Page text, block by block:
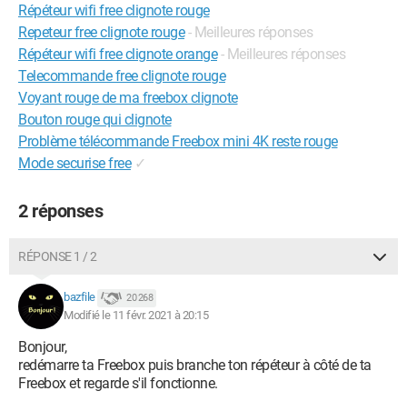
Répéteur wifi free clignote rouge
Repeteur free clignote rouge - Meilleures réponses
Répéteur wifi free clignote orange - Meilleures réponses
Telecommande free clignote rouge
Voyant rouge de ma freebox clignote
Bouton rouge qui clignote
Problème télécommande Freebox mini 4K reste rouge
Mode securise free ✓
2 réponses
RÉPONSE 1 / 2
bazfile 20 268
Modifié le 11 févr. 2021 à 20:15
Bonjour,
redémarre ta Freebox puis branche ton répéteur à côté de ta
Freebox et regarde s'il fonctionne.